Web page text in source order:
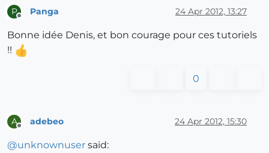
P Panga 24 Apr 2012, 13:27
Bonne idée Denis, et bon courage pour ces tutoriels
!!
0
A adebeo 24 Apr 2012, 15:30
@unknownuser said: